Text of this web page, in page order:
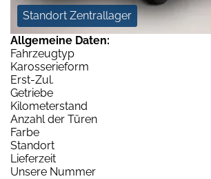
Standort Zentrallager
Allgemeine Daten:
Fahrzeugtyp
Karosserieform
Erst-Zul.
Getriebe
Kilometerstand
Anzahl der Türen
Farbe
Standort
Lieferzeit
Unsere Nummer